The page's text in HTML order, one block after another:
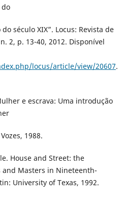
do
século XIX”. Locus: Revista de
2, p. 13-40, 2012. Disponível
locus/article/view/20607.
e escrava: Uma introdução
1988.
House and Street: the
and Masters in Nineteenth-
University of Texas, 1992.